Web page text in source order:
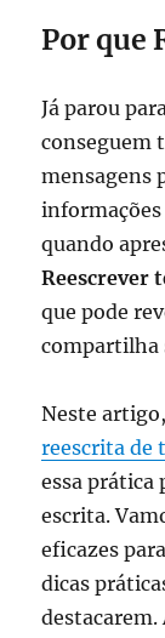
Por que
Já parou
conseguem
mensagens
quando
Reescrever
que pode
compartilha
Neste
reescrita de
essa prática
escrita.
eficazes
dicas
destacarem.